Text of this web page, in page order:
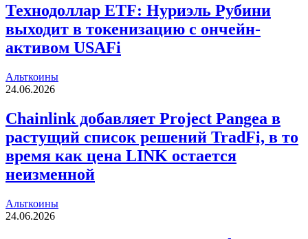
Технодоллар ETF: Нуриэль Рубини
выходит в токенизацию с ончейн-
активом USAFi
Альткоины
24.06.2026
Chainlink добавляет Project Pangea в
растущий список решений TradFi, в то
время как цена LINK остается
неизменной
Альткоины
24.06.2026